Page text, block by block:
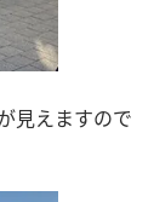
見えますので